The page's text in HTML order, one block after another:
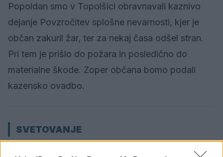
Popoldan smo v Topolšici obravnavali kaznivo
dejanje Povzročitev splošne nevarnosti, kjer je
občan zakuril žar, ter za nekaj časa odšel stran.
Pri tem je prišlo do požara in posledično do
materialne škode. Zoper občana bomo podali
kazensko ovadbo.
SVETOVANJE
Previdno pri uporabi bankomatov in plačilnih